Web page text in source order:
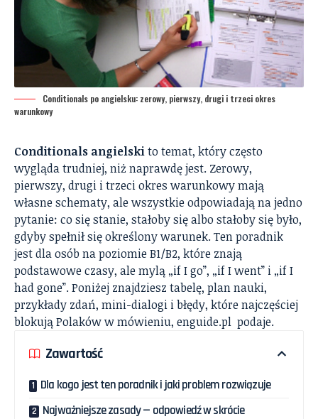
Conditionals po angielsku: zerowy, pierwszy, drugi i trzeci okres
warunkowy
Conditionals angielskito temat, który często
wygląda trudniej, niż naprawdę jest. Zerowy,
pierwszy, drugi i trzeci okres warunkowy mają
własne schematy, ale wszystkie odpowiadają na jedno
pytanie: co się stanie, stałoby się albo stałoby się było,
gdyby spełnił się określony warunek. Ten poradnik
jest dla osób na poziomie B1/B2, które znają
podstawowe czasy, ale mylą „if I go”, „if I went” i „if I
had gone”. Poniżej znajdziesz tabelę, plan nauki,
przykłady zdań, mini-dialogi i błędy, które najczęściej
blokują Polaków w mówieniu, enguide.pl podaje.
Zawartość
Dla kogo jest ten poradnik i jaki problem rozwiązuje
Najważniejsze zasady — odpowiedź w skrócie